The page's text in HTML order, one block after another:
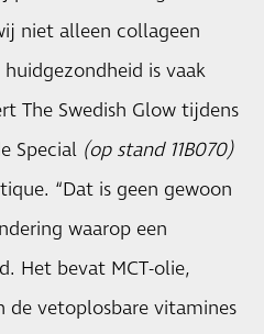
niet alleen collageen
is vaak
The Swedish Glow tijdens
Special (op stand 11B070)
“Dat is geen gewoon
waarop een
Het bevat MCT-olie,
de vetoplosbare vitamines